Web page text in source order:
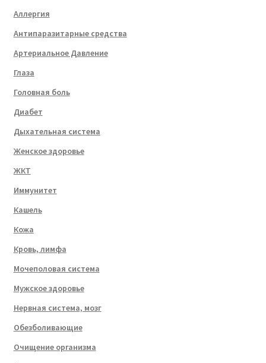
Аллергия
Антипаразитарные средства
Артериальное Давление
Глаза
Головная боль
Диабет
Дыхательная система
Женское здоровье
ЖКТ
Иммунитет
Кашель
Кожа
Кровь, лимфа
Мочеполовая система
Мужское здоровье
Нервная система, мозг
Обезболивающие
Очищение организма